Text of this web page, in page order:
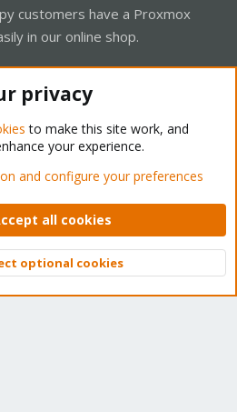
customers have a Proxmox
in our online shop.
Forum - Light Mode
Privacy policy Help Home
© 2010-2026 XenForo Ltd.
Top
privacy
to make this site work, and
your experience.
and configure your preferences
all cookies
optional cookies